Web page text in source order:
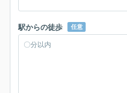
駅からの徒歩 任意